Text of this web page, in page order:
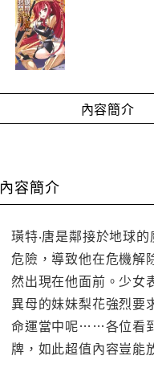
內容簡介
內容簡介
璜特‧唐是鄰接於地球
危險，導致他在危機解
然出現在他面前。少女
異母的妹妹梨花強烈要
命運當中呢……各位看
牌，如此超值內容豈能